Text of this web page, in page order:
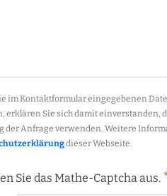
im Kontaktformular eingegebenen
erklären Sie sich damit einverstanden,
der Anfrage verwenden. Weitere
dieser Webseite.
Sie das Mathe-Captcha aus.